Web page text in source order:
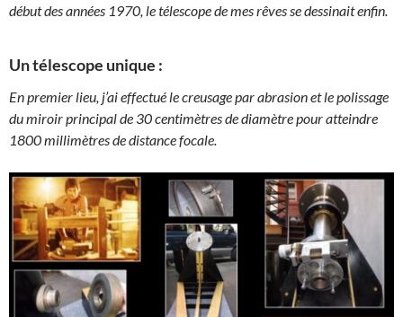
début des années 1970, le télescope de mes rêves se dessinait enfin.
Un télescope unique :
En premier lieu, j’ai effectué le creusage par abrasion et le polissage
du miroir principal de 30 centimètres de diamètre pour atteindre
1800 millimètres de distance focale.